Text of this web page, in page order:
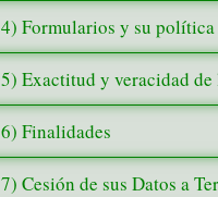
4) Formularios y su
5) Exactitud y veracidad
6) Finalidades
7) Cesión de sus Datos a